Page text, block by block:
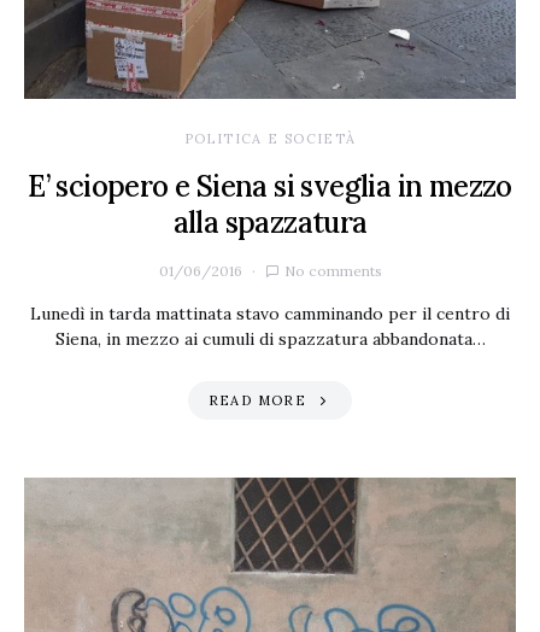
POLITICA E SOCIETÀ
E’ sciopero e Siena si sveglia in mezzo
alla spazzatura
01/06/2016 No comments
Lunedì in tarda mattinata stavo camminando per il centro di
Siena, in mezzo ai cumuli di spazzatura abbandonata…
READ MORE